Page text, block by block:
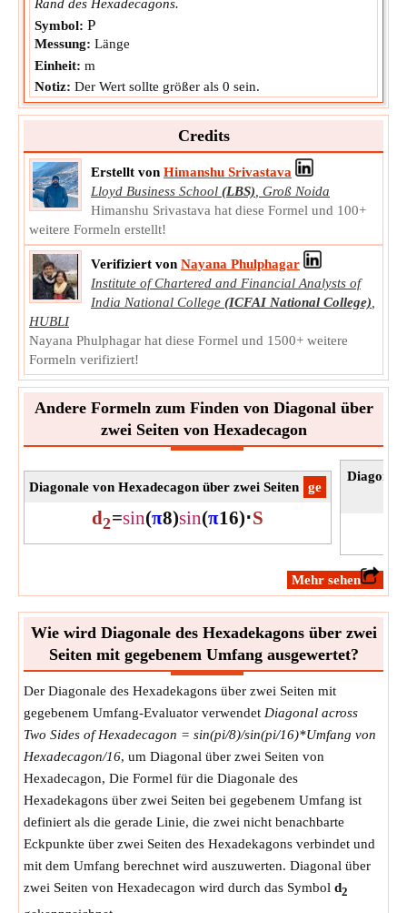
Rand des Hexadecagons.
Symbol: P
Messung: Länge
Einheit: m
Notiz: Der Wert sollte größer als 0 sein.
Credits
Erstellt von Himanshu Srivastava
Lloyd Business School (LBS) Groß Noida
Himanshu Srivastava hat diese Formel und 100+
weitere Formeln erstellt!
Verifiziert von Nayana Phulphagar
Institute of Chartered and Financial Analysts of
India National College (ICFAI National College)
HUBLI
Nayana Phulphagar hat diese Formel und 1500+ weitere
Formeln verifiziert!
Andere Formeln zum Finden von Diagonal über
zwei Seiten von Hexadecagon
​ge
Diagonale von Hexadecagon über zwei Seiten
d2=sin(π8)sin(π16)⋅S
​Mehr sehen
Wie wird Diagonale des Hexadekagons über zwei
Seiten mit gegebenem Umfang ausgewertet?
Der Diagonale des Hexadekagons über zwei Seiten mit
gegebenem Umfang-Evaluator verwendet Diagonal across
Two Sides of Hexadecagon = sin(pi/8)/sin(pi/16)*Umfang von
Hexadecagon/16, um Diagonal über zwei Seiten von
Hexadecagon, Die Formel für die Diagonale des
Hexadekagons über zwei Seiten bei gegebenem Umfang ist
definiert als die gerade Linie, die zwei nicht benachbarte
Eckpunkte über zwei Seiten des Hexadekagons verbindet und
mit dem Umfang berechnet wird auszuwerten. Diagonal über
zwei Seiten von Hexadecagon wird durch das Symbol d2